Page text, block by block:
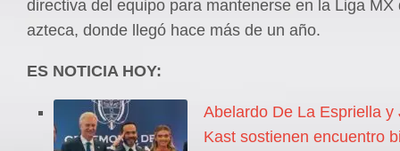
directiva del equipo para mantenerse en la Liga MX
azteca, donde llegó hace más de un año.
ES NOTICIA HOY:
Abelardo De La Espriella y
Kast sostienen encuentro